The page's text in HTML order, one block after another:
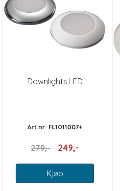
Downlights LED
Art.nr: FL1011007+
279,- 249,-
Kjøp